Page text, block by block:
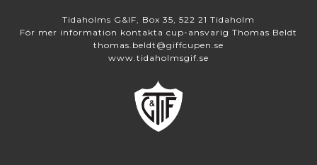
Tidaholms G&IF, Box 35, 522 21 Tidaholm
För mer information kontakta cup-ansvarig Thomas Beldt
thomas.beldt@giffcupen.se
www.tidaholmsgif.se